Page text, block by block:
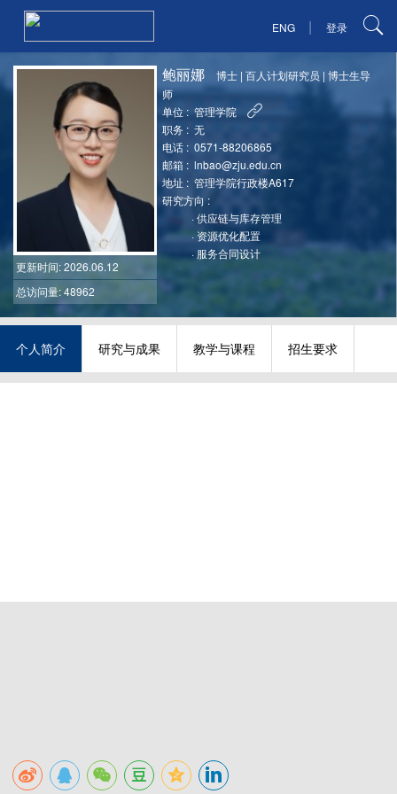
ENG | 登录
更新时间: 2026.06.12
总访问量: 48962
鲍丽娜 博士 |百人计划研究员 |博士生导
师
单位 : 管理学院
职务 : 无
电话 : 0571-88206865
邮箱 : lnbao@zju.edu.cn
地址 : 管理学院行政楼A617
研究方向 :
·供应链与库存管理
· 资源优化配置
· 服务合同设计
个人简介 研究与成果 教学与课程 招生要求